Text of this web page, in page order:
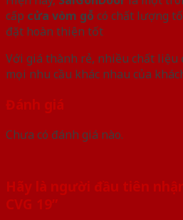
cấp cửa vòm gỗ có chất lượng
đặt hoàn thiện tốt
Với giá thành rẻ, nhiều chất liệu
mọi nhu cầu khác nhau của
Đánh giá
Chưa có đánh giá nào.
Hãy là người đầu tiên
CVG 19”